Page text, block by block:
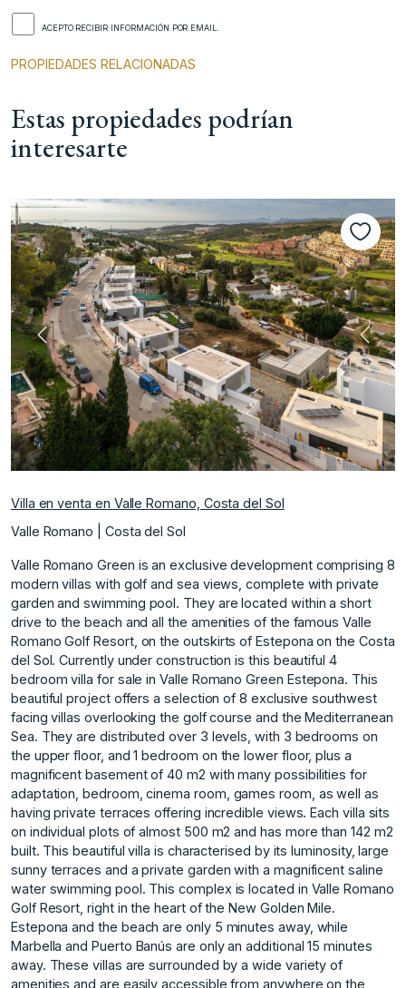
ACEPTO RECIBIR INFORMACIÓN POR EMAIL.
PROPIEDADES RELACIONADAS
Estas propiedades podrían
interesarte
Anterior
Villa en venta en Valle Romano, Costa del Sol
Valle Romano | Costa del Sol
Valle Romano Green is an exclusive development comprising 8
modern villas with golf and sea views, complete with private
garden and swimming pool. They are located within a short
drive to the beach and all the amenities of the famous Valle
Romano Golf Resort, on the outskirts of Estepona on the Costa
del Sol. Currently under construction is this beautiful 4
bedroom villa for sale in Valle Romano Green Estepona. This
beautiful project offers a selection of 8 exclusive southwest
facing villas overlooking the golf course and the Mediterranean
Sea. They are distributed over 3 levels, with 3 bedrooms on
the upper floor, and 1 bedroom on the lower floor, plus a
magnificent basement of 40 m2 with many possibilities for
adaptation, bedroom, cinema room, games room, as well as
having private terraces offering incredible views. Each villa sits
on individual plots of almost 500 m2 and has more than 142 m2
built. This beautiful villa is characterised by its luminosity, large
sunny terraces and a private garden with a magnificent saline
water swimming pool. This complex is located in Valle Romano
Golf Resort, right in the heart of the New Golden Mile.
Estepona and the beach are only 5 minutes away, while
Marbella and Puerto Banús are only an additional 15 minutes
away. These villas are surrounded by a wide variety of
amenities and are easily accessible from anywhere on the